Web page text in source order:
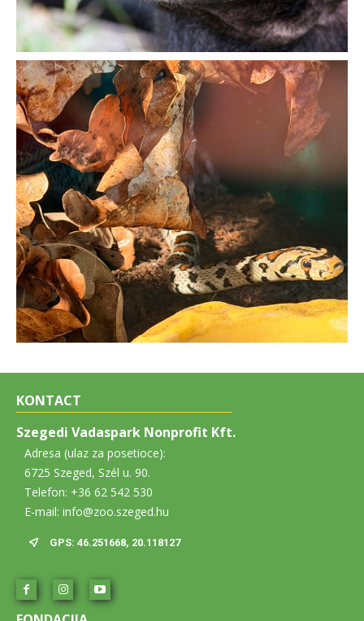
KONTACT
Szegedi Vadaspark Nonprofit Kft.
Adresa (ulaz za posetioce):
6725 Szeged, Szél u. 90.
Telefon: +36 62 542 530
E-mail: info@zoo.szeged.hu
GPS: 46.251668, 20.118127